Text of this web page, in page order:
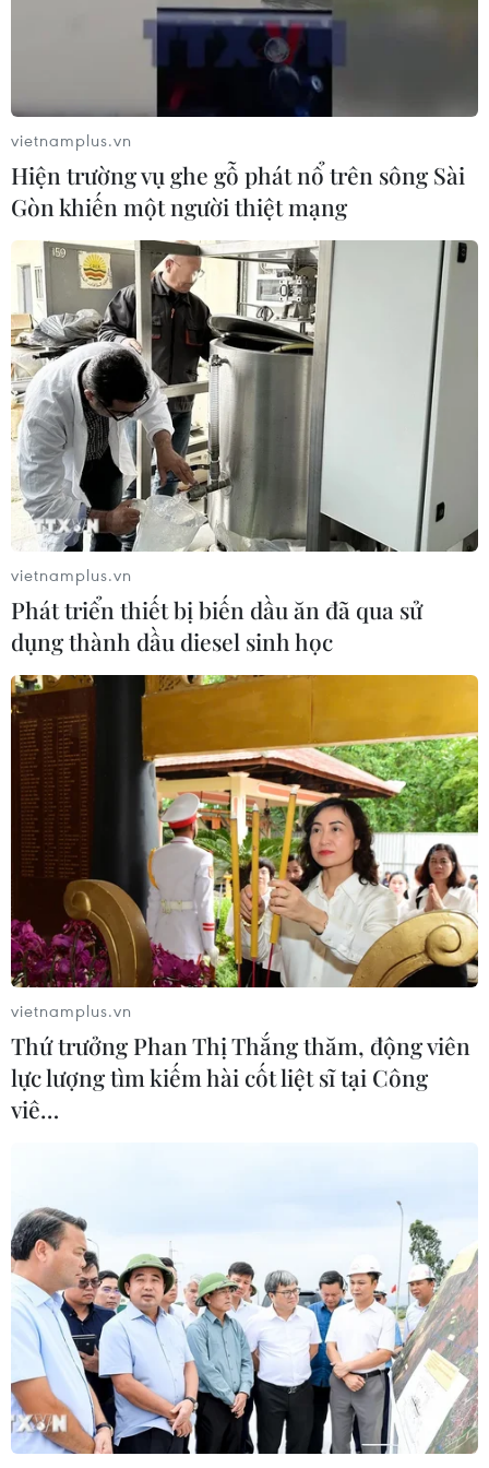
TIN CÙNG CHUYÊN MỤC
Đầu tư cho sức khỏe từ phòng bệnh
đến hạ tầng y tế
09/08/2026 03:29
vietnamplus.vn
Hiện trường vụ ghe gỗ phát nổ trên sông Sài
Gòn khiến một người thiệt mạng
vietnamplus.vn
Phát triển thiết bị biến dầu ăn đã qua sử
dụng thành dầu diesel sinh học
vietnamplus.vn
Thứ trưởng Phan Thị Thắng thăm, động viên
lực lượng tìm kiếm hài cốt liệt sĩ tại Công
viê…